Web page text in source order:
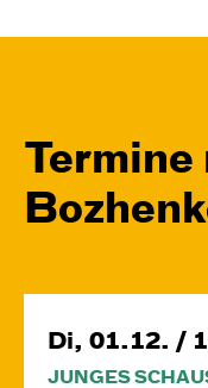
Di, 01.12. /
JUNGES